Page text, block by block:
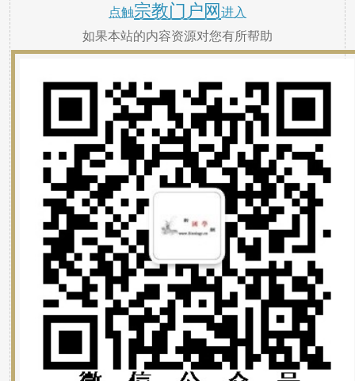
点触宗教门户网 进入
如果本站的内容资源对您有所帮助